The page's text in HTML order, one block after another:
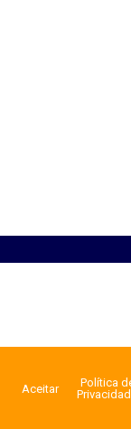
Aceitar
Política